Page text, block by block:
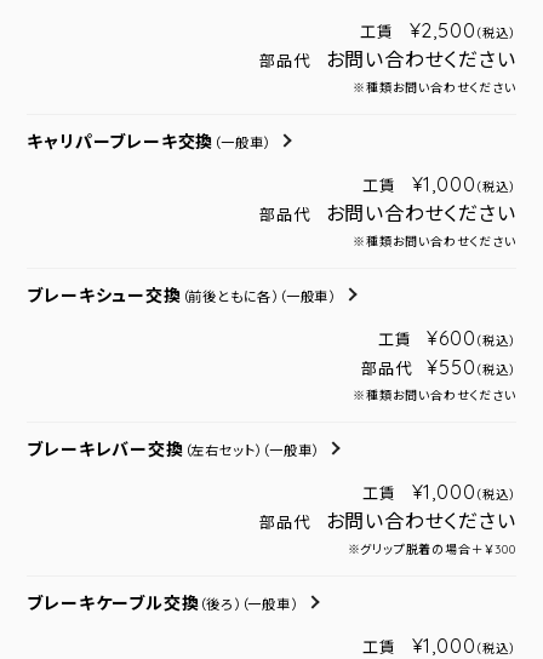
工賃 ¥2,500 （税込）
部品代 お問い合わせください
※種類お問い合わせください
キャリパーブレーキ交換 （一般車）
工賃 ¥1,000 （税込）
部品代 お問い合わせください
※種類お問い合わせください
ブレーキシュー交換 （前後ともに各） （一般車）
工賃 ¥600 （税込）
部品代 ¥550 （税込）
※種類お問い合わせください
ブレーキレバー交換 （左右セット） （一般車）
工賃 ¥1,000 （税込）
部品代 お問い合わせください
※グリップ脱着の場合＋￥300
ブレーキケーブル交換 （後ろ） （一般車）
工賃 ¥1,000 （税込）